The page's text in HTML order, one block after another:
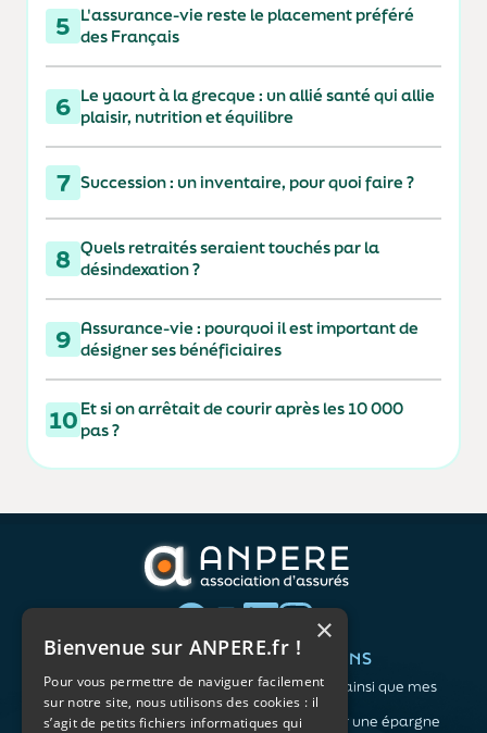
5 L'assurance-vie reste le placement préféré
des Français
6 Le yaourt à la grecque : un allié santé qui allie
plaisir, nutrition et équilibre
7 Succession : un inventaire, pour quoi faire ?
8 Quels retraités seraient touchés par la
désindexation ?
9 Assurance-vie : pourquoi il est important de
désigner ses bénéficiaires
10 Et si on arrêtait de courir après les 10 000
pas ?
QUI SOMMES-NOUS ?
L'association
Notre organisation
L’équipe
VOS BESOINS
Me protéger ainsi que mes
proches
Me constituer une épargne
×
Bienvenue sur ANPERE.fr !
Pour vous permettre de naviguer facilement
sur notre site, nous utilisons des cookies : il
s’agit de petits fichiers informatiques qui